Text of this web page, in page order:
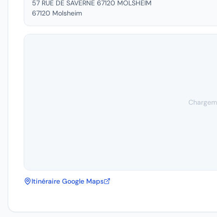
57 RUE DE SAVERNE 67120 MOLSHEIM
67120 Molsheim
Itinéraire Google Maps